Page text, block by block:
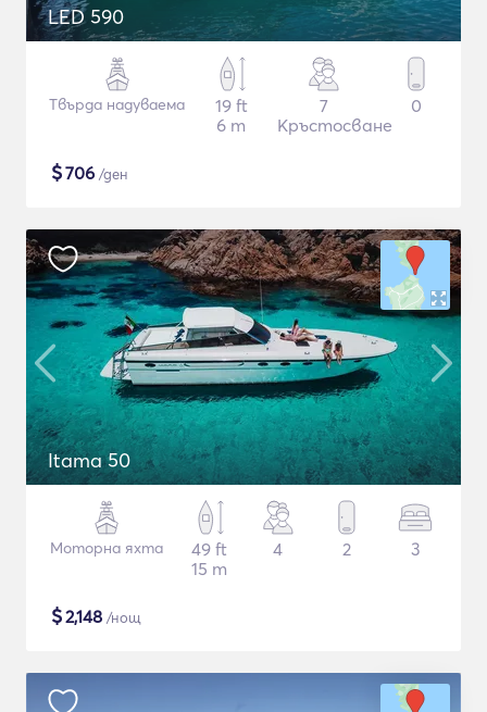
LED 590
Твърда надуваема
19 ft
6 m
7
Кръстосване
0
$706 /ден
Itama 50
Моторна яхта
49 ft
15 m
4 2 3
$2,148 /нощ